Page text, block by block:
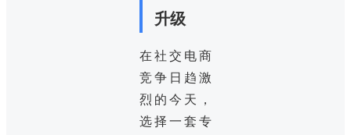
升级
在社交电商
竞争日趋激
烈的今天，
选择一套专